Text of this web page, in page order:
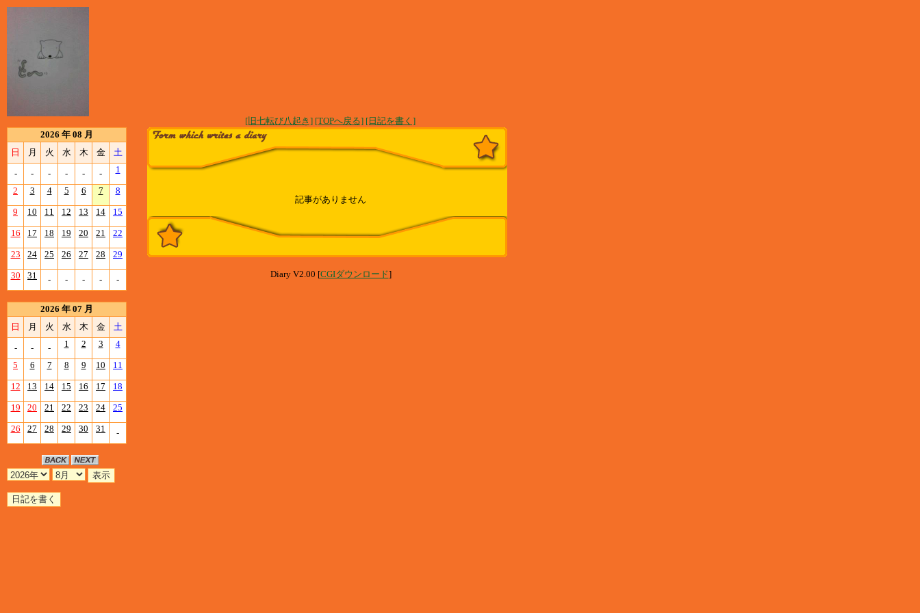
[旧七転び八起き] [TOPへ戻る] [日記を書く]
2026 年 08 月
日
月 火 水 木 金 土
- - - - - - 1
2 3 4 5 6 7 8
9 10 11 12 13 14 15
16 17 18 19 20 21 22
23 24 25 26 27 28 29
30 31 - - - - -
2026 年 07 月
日
月 火 水 木 金 土
- - - 1 2 3 4
5 6 7 8 9 10 11
12 13 14 15 16 17 18
19 20 21 22 23 24 25
26 27 28 29 30 31 -
記事がありません
Diary V2.00 [CGIダウンロード]